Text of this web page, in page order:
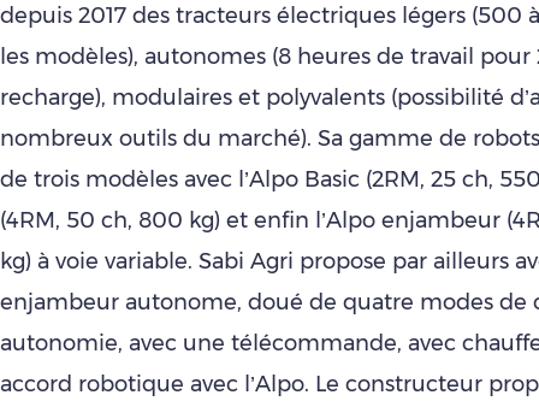
depuis 2017 des tracteurs électriques légers (500
les modèles), autonomes (8 heures de travail pour
recharge), modulaires et polyvalents (possibilité
nombreux outils du marché). Sa gamme de
de trois modèles avec l’Alpo Basic (2RM, 25 ch,
(4RM, 50 ch, 800 kg) et enfin l’Alpo enjambeur
kg) à voie variable. Sabi Agri propose par ailleurs
enjambeur autonome, doué de quatre modes de
autonomie, avec une télécommande, avec
accord robotique avec l’Alpo. Le constructeur